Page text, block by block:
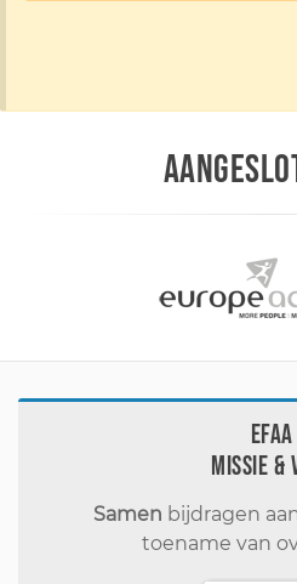
EFAA
Missie &
Samen bijdragen
toename van